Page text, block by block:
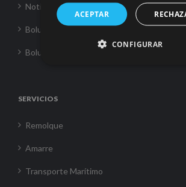
Noticias
Boluda Towage
Boluda Shipping
SERVICIOS
Remolque
Amarre
Transporte Marítimo
ACEPTAR
CONFIGURAR